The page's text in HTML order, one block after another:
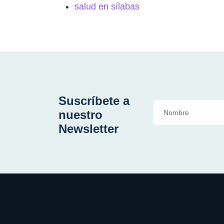
salud en sílabas
Suscríbete a
nuestro
Newsletter